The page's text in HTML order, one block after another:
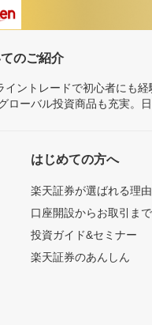
のご紹介
イントレードで初心者にも
ローバル投資商品も充実。
はじめての方へ
楽天証券が選ばれる理由
口座開設からお取引ま
投資ガイド&セミナー
楽天証券のあんしん